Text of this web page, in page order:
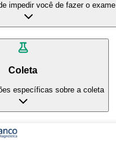
impedir você de fazer o exame
Coleta
específicas sobre a coleta